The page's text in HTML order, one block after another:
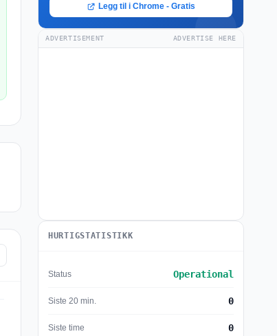
Legg til i Chrome - Gratis
ADVERTISEMENT ADVERTISE HERE
HURTIGSTATISTIKK
Status Operational
Siste 20 min. 0
Siste time 0